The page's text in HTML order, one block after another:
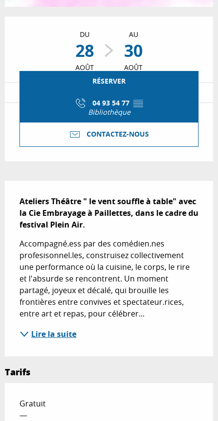
DU
28
AOÛT
AU
30
AOÛT
RÉSERVER
04 93 54 77 ▒▒
Bibliothèque
CONTACTEZ-NOUS
Ateliers Théâtre " le vent souffle à table" avec
la Cie Embrayage à Paillettes, dans le cadre du
festival Plein Air.
Accompagné.ess par des comédien.nes
profesisonnel.les, construisez collectivement
une performance où la cuisine, le corps, le rire
et l'absurde se rencontrent. Un moment
partagé, joyeux et décalé, qui brouille les
frontières entre convives et spectateur.rices,
entre art et repas, pour célébrer...
Lire la suite
Tarifs
Gratuit
—